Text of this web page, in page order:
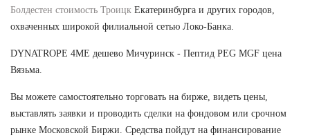
Болдестен стоимость Троицк Екатеринбурга и других городов,
охваченных широкой филиальной сетью Локо-Банка.
DYNATROPE 4ME дешево Мичуринск - Пептид PEG MGF цена
Вязьма.
Вы можете самостоятельно торговать на бирже, видеть цены,
выставлять заявки и проводить сделки на фондовом или срочном
рынке Московской Биржи. Средства пойдут на финансирование